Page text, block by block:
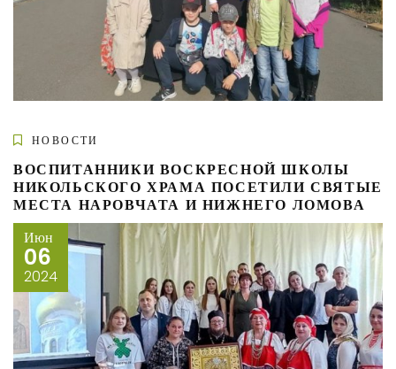
НОВОСТИ
ВОСПИТАННИКИ ВОСКРЕСНОЙ ШКОЛЫ
НИКОЛЬСКОГО ХРАМА ПОСЕТИЛИ СВЯТЫЕ
МЕСТА НАРОВЧАТА И НИЖНЕГО ЛОМОВА
Июн
06
2024